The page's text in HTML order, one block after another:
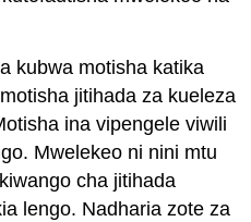
kubwa motisha katika
jitihada za kueleza
ina vipengele viwili
Mwelekeo ni nini mtu
cha jitihada
lengo. Nadharia zote za